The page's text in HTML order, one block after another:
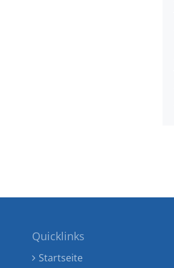
Quicklinks
Startseite